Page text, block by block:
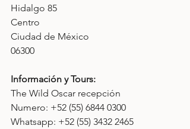
Hidalgo 85
Centro
Ciudad de México
06300
Información y Tours:
The Wild Oscar recepción
Numero: +52 (55) 6844 0300
Whatsapp: +52 (55) 3432 2465